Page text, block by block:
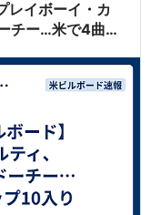
レイボーイ・カ
チー…米で4曲が